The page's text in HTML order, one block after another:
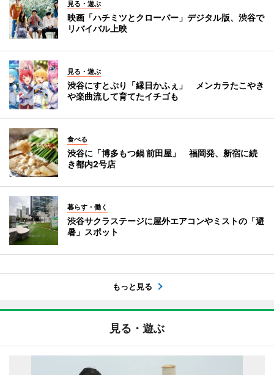
見る・遊ぶ
映画「ハチミツとクローバー」デジタル版、渋谷で
リバイバル上映
見る・遊ぶ
渋谷にすとぷり「縁日かふぇ」 メンカラたこやき
や楽曲流して育てたイチゴも
食べる
渋谷に「博多もつ鍋 前田屋」 福岡発、新宿に続
き都内2号店
暮らす・働く
渋谷サクラステージに屋外エアコンやミストの「避
暑」スポット
もっと見る
見る・遊ぶ